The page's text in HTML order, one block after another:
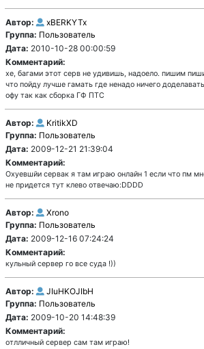
Автор:
xBERKYTx
Группа: Пользователь
Дата: 2010-10-28 00:00:59
Комментарий:
хе, багами этот серв не удивишь, надоело. пишим
что пойду лучше гамать где ненадо ничего
офу так как сборка ГФ ПТС
Автор:
KritikXD
Группа: Пользователь
Дата: 2009-12-21 21:39:04
Комментарий:
Охуевшйи сервак я там играю онлайн 1 если что пм
не придется тут клево отвечаю:DDDD
Автор:
Xrono
Группа: Пользователь
Дата: 2009-12-16 07:24:24
Комментарий:
кульный сервер го все суда !))
Автор:
JIuHKOJIbH
Группа: Пользователь
Дата: 2009-10-20 14:48:39
Комментарий:
отлличный сервер сам там играю!